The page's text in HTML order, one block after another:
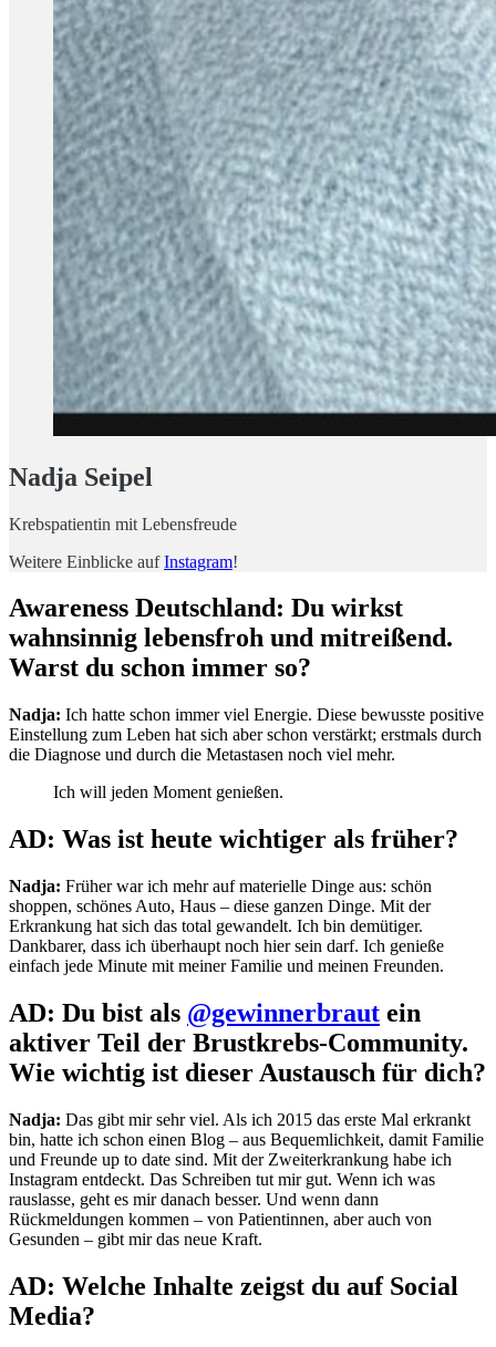
Nadja Seipel
Krebspatientin mit Lebensfreude
Weitere Einblicke aufInstagram!
Awareness Deutschland: Du wirkst
wahnsinnig lebensfroh und mitreißend.
Warst du schon immer so?
Nadja: Ich hatte schon immer viel Energie. Diese bewusste positive
Einstellung zum Leben hat sich aber schon verstärkt; erstmals durch
die Diagnose und durch die Metastasen noch viel mehr.
Ich will jeden Moment genießen.
AD: Was ist heute wichtiger als früher?
Nadja: Früher war ich mehr auf materielle Dinge aus: schön
shoppen, schönes Auto, Haus – diese ganzen Dinge. Mit der
Erkrankung hat sich das total gewandelt. Ich bin demütiger.
Dankbarer, dass ich überhaupt noch hier sein darf. Ich genieße
einfach jede Minute mit meiner Familie und meinen Freunden.
AD: Du bist als @gewinnerbraut ein
aktiver Teil der Brustkrebs-Community.
Wie wichtig ist dieser Austausch für dich?
Nadja: Das gibt mir sehr viel. Als ich 2015 das erste Mal erkrankt
bin, hatte ich schon einen Blog – aus Bequemlichkeit, damit Familie
und Freunde up to date sind. Mit der Zweiterkrankung habe ich
Instagram entdeckt. Das Schreiben tut mir gut. Wenn ich was
rauslasse, geht es mir danach besser. Und wenn dann
Rückmeldungen kommen – von Patientinnen, aber auch von
Gesunden – gibt mir das neue Kraft.
AD: Welche Inhalte zeigst du auf Social
Media?